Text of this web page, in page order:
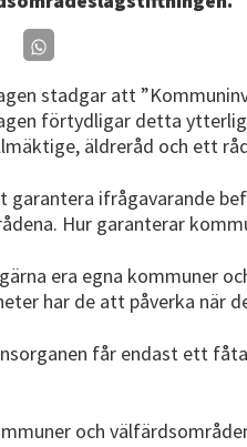
stadgar att
förtydligar detta
äldreråd och ett
garantera ifrågavarande
Hur garanterar
era egna kommuner
har de att påverka när
får endast ett
och